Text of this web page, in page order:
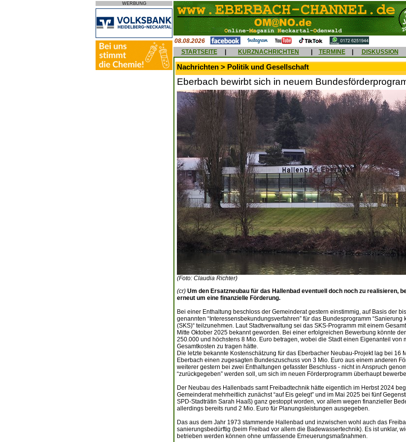
WERBUNG
08.08.2026
STARTSEITE
KURZNACHRICHTEN TERMINE DISKUSSION
Nachrichten > Politik und Gesellschaft
Eberbach bewirbt sich in neuem
(Foto: Claudia Richter)
(cr) Um den Ersatzneubau für das Hallenbad eventuell doch noch zu realisieren,
erneut um eine finanzielle Förderung.
Bei einer Enthaltung beschloss der Gemeinderat gestern einstimmig, auf Basis der
genannten “Interessensbekundungsverfahren” für das Bundesprogramm “Sanierung
(SKS)“ teilzunehmen. Laut Stadtverwaltung sei das SKS-Programm mit einem
Mitte Oktober 2025 bekannt geworden. Bei einer erfolgreichen Bewerbung könnte
250.000 und höchstens 8 Mio. Euro betragen, wobei die Stadt einen Eigenanteil von
Gesamtkosten zu tragen hätte.
Die letzte bekannte Kostenschätzung für das Eberbacher Neubau-Projekt lag bei 16
Eberbach einen zugesagten Bundeszuschuss von 3 Mio. Euro aus einem anderen
weiterer gestern bei zwei Enthaltungen gefasster Beschluss - nicht in Anspruch
“zurückgegeben” werden soll, um sich im neuen Förderprogramm überhaupt
Der Neubau des Hallenbads samt Freibadtechnik hätte eigentlich im Herbst 2024
Gemeinderat mehrheitlich zunächst “auf Eis gelegt” und im Mai 2025 bei fünf
SPD-Stadträtin Sarah Haaß) ganz gestoppt worden, vor allem wegen finanzieller
allerdings bereits rund 2 Mio. Euro für Planungsleistungen ausgegeben.
Das aus dem Jahr 1973 stammende Hallenbad und inzwischen wohl auch das
sanierungsbedürftig (beim Freibad vor allem die Badewassertechnik). Es ist unklar,
betrieben werden können ohne umfassende Erneuerungsmaßnahmen.